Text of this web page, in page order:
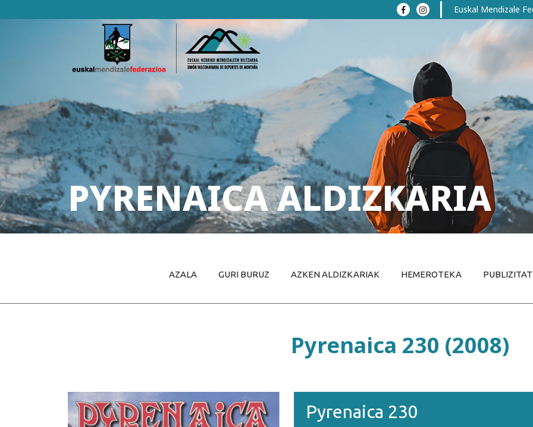
Euskal Mendizale
PYRENAICA ALDIZKARIA
AZALA GURI BURUZ AZKEN ALDIZKARIAK HEMEROTEKA
Pyrenaica 230 (2008)
Pyrenaica 230